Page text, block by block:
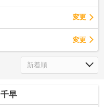
変更
変更
早